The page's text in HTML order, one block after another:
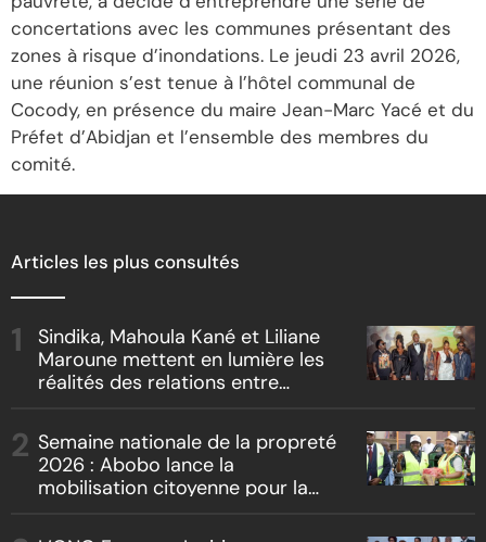
concertations avec les communes présentant des
zones à risque d’inondations. Le jeudi 23 avril 2026,
une réunion s’est tenue à l’hôtel communal de
Cocody, en présence du maire Jean-Marc Yacé et du
Préfet d’Abidjan et l’ensemble des membres du
comité.
Articles les plus consultés
Sindika, Mahoula Kané et Liliane
Maroune mettent en lumière les
réalités des relations entre
« Boss vs Boss »
Semaine nationale de la propreté
2026 : Abobo lance la
mobilisation citoyenne pour la